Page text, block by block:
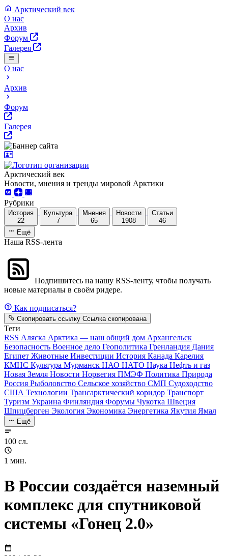
Арктический век
О нас
Архив
Форум
Галерея
О нас
Архив
Форум
Галерея
Арктический век
Новости, мнения и тренды мировой Арктики
Рубрики
История
22
Культура
7
Мнения
65
Новости
1908
Статьи
46
Ещё
Наша RSS-лента
Подпишитесь на нашу RSS-ленту, чтобы получать
новые материалы в своём ридере.
Как подписаться?
Скопировать ссылку Ссылка скопирована
Теги
RSS Аляска Арктика — наш общий дом Архангельск
Безопасность Военное дело Геополитика Гренландия Дания
Египет Животные Инвестиции История Канада Карелия
КМНС Культура Мурманск НАО НАТО Наука Нефть и газ
Новая Земля Новости Норвегия ПМЭФ Политика Природа
Россия Рыболовство Сельское хозяйство СМП Судоходство
США Технологии Трансарктический коридор Транспорт
Туризм Украина Финляндия Форумы Чукотка Швеция
Шпицберген Экология Экономика Энергетика Якутия Ямал
Ещё
100 сл.
1 мин.
В России создаётся наземный
комплекс для спутниковой
системы «Гонец 2.0»